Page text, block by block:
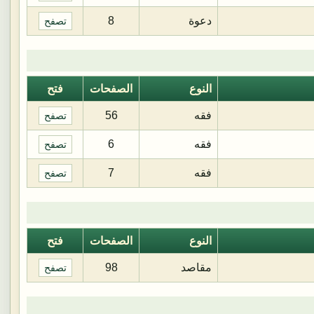
دعوة 8 تصفح
النوع الصفحات فتح
فقه 56 تصفح
فقه 6 تصفح
فقه 7 تصفح
النوع الصفحات فتح
مقاصد 98 تصفح